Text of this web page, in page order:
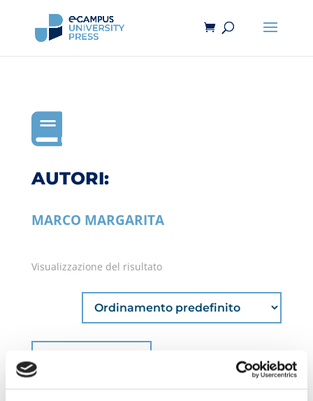

AUTORI:
MARCO MARGARITA
Visualizzazione del risultato